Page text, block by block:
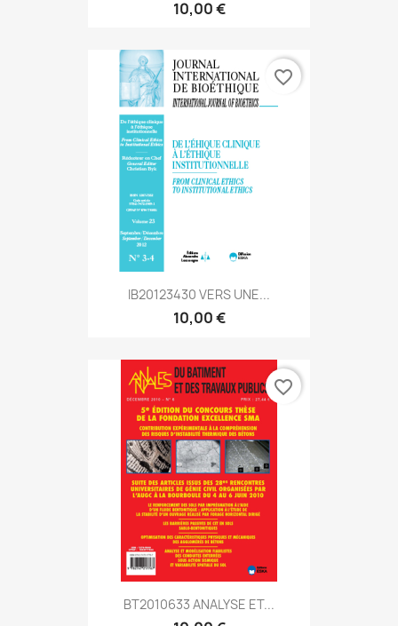
10,00 €
IB20123430 VERS UNE...
10,00 €
favorite_border
BT2010633 ANALYSE ET...
favorite_border